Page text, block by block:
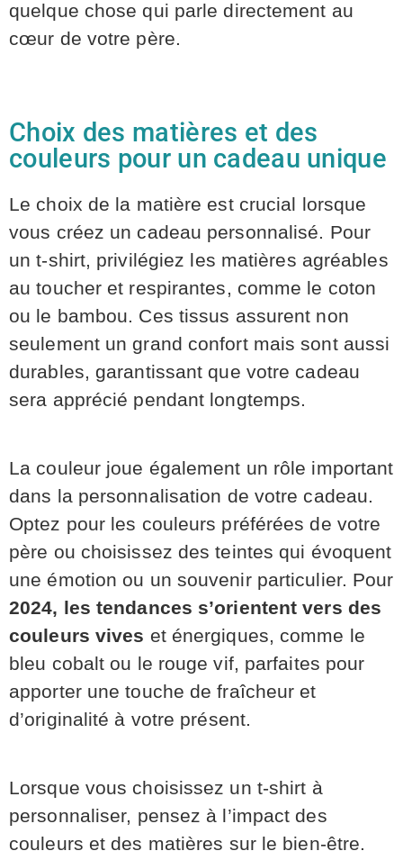
quelque chose qui parle directement au
cœur de votre père.
Choix des matières et des
couleurs pour un cadeau unique
Le choix de la matière est crucial lorsque
vous créez un cadeau personnalisé. Pour
un t-shirt, privilégiez les matières agréables
au toucher et respirantes, comme le coton
ou le bambou. Ces tissus assurent non
seulement un grand confort mais sont aussi
durables, garantissant que votre cadeau
sera apprécié pendant longtemps.
La couleur joue également un rôle important
dans la personnalisation de votre cadeau.
Optez pour les couleurs préférées de votre
père ou choisissez des teintes qui évoquent
une émotion ou un souvenir particulier. Pour
2024, les tendances s’orientent vers des
couleurs vives et énergiques, comme le
bleu cobalt ou le rouge vif, parfaites pour
apporter une touche de fraîcheur et
d’originalité à votre présent.
Lorsque vous choisissez un t-shirt à
personnaliser, pensez à l’impact des
couleurs et des matières sur le bien-être.